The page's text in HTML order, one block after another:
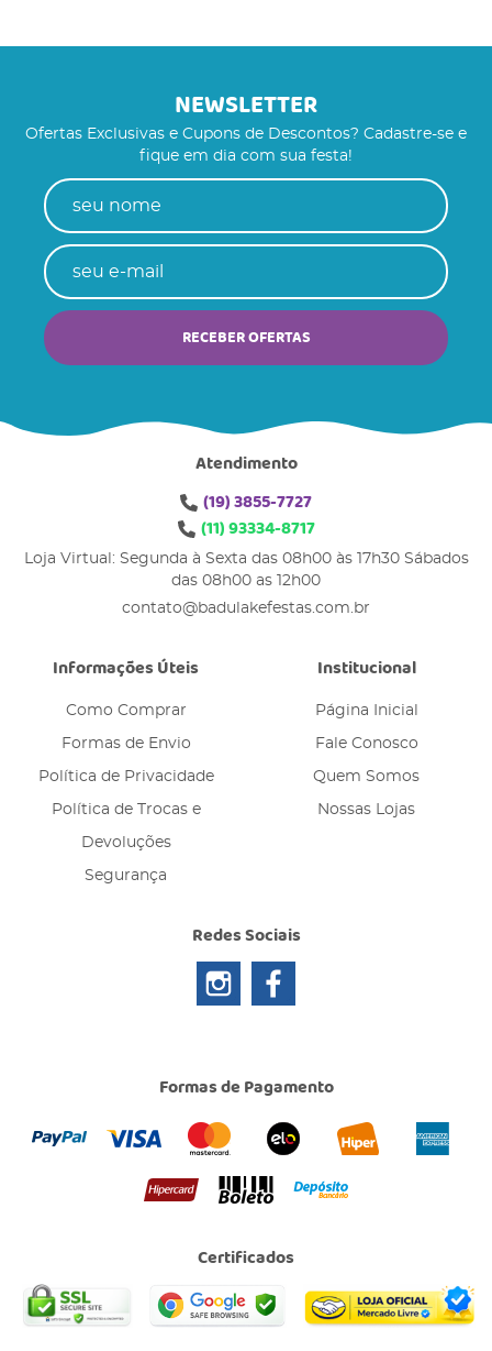
NEWSLETTER
Ofertas Exclusivas e Cupons de Descontos? Cadastre-se e
fique em dia com sua festa!
RECEBER OFERTAS
Atendimento
(19)3855-7727
(11)93334-8717
Loja Virtual: Segunda à Sexta das 08h00 às 17h30 Sábados
das 08h00 as 12h00
contato@badulakefestas.com.br
Informações Úteis
Como Comprar
Formas de Envio
Política de Privacidade
Política de Trocas e
Devoluções
Segurança
Institucional
Página Inicial
Fale Conosco
Quem Somos
Nossas Lojas
Redes Sociais
Formas de Pagamento
Certificados